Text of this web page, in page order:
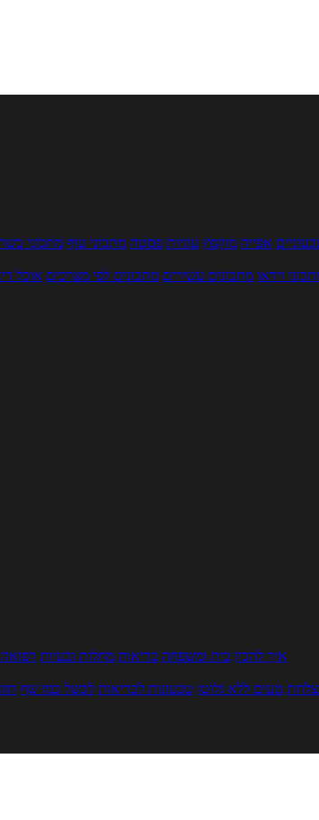
אפייה מוקפץ עוגיות פסטה מתכוני עוף מתכוני בשר
וידאו מתכונים עשירים מתכונים לפי מצרכים אוכל
איך להכין בית ומשפחה בריאות מחלות ובעיות
טעים ללא גלוטן טבעונות לבריאות לבשל כמו שף